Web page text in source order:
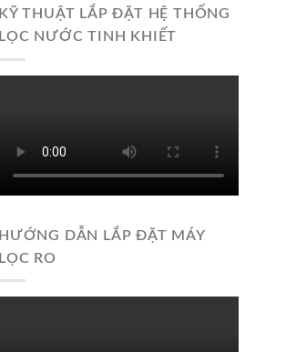
KỸ THUẬT LẮP ĐẶT HỆ THỐNG
LỌC NƯỚC TINH KHIẾT
HƯỚNG DẪN LẮP ĐẶT MÁY
LỌC RO